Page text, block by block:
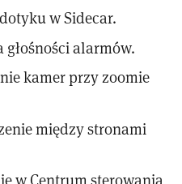
w Sidecar.
alarmów.
kamer przy zoomie
między stronami
w Centrum sterowania